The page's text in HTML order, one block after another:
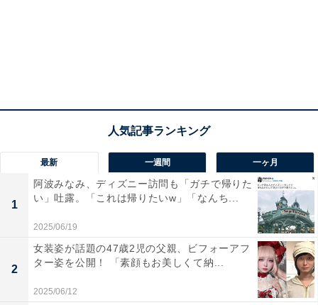
最新 一週間 一ヶ月
1
阿波みなみ、ディズニー訪問も「ガチで帰りた
い」吐露。「これは帰りたいw」「なんち...
2025/06/19
2
女装姿が話題の47歳2児の父親、ビフォーアフ
ター姿を公開！ 「素顔もお美しくて納...
2025/06/12